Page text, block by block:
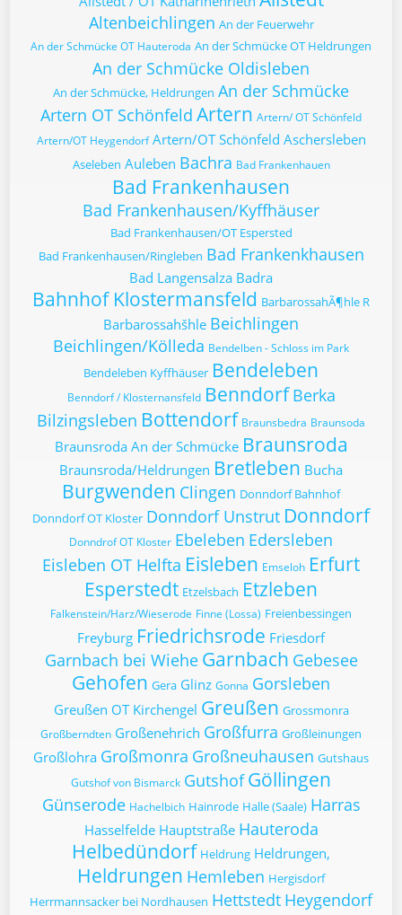
Altenbeichlingen An der Feuerwehr
An der Schmücke OT Hauteroda An der Schmücke OT Heldrungen
An der Schmücke Oldisleben
An der Schmücke, Heldrungen An der Schmücke
Artern OT Schönfeld Artern Artern/ OT Schönfeld
Artern/OT Heygendorf Artern/OT Schönfeld Aschersleben
Aseleben Auleben Bachra Bad Frankenhauen
Bad Frankenhausen
Bad Frankenhausen/Kyffhäuser
Bad Frankenhausen/OT Espersted
Bad Frankenhausen/Ringleben Bad Frankenkhausen
Bad Langensalza Badra
Bahnhof Klostermansfeld BarbarossahÃ¶hle R
Barbarossahšhle Beichlingen
Beichlingen/Kölleda Bendelben - Schloss im Park
Bendeleben Kyffhäuser Bendeleben
Benndorf / Klosternansfeld Benndorf Berka
Bilzingsleben Bottendorf Braunsbedra Braunsoda
Braunsroda An der Schmücke Braunsroda
Braunsroda/Heldrungen Bretleben Bucha
Burgwenden Clingen Donndorf Bahnhof
Donndorf OT Kloster Donndorf Unstrut Donndorf
Donndrof OT Kloster Ebeleben Edersleben
Eisleben OT Helfta Eisleben Emseloh Erfurt
Esperstedt Etzelsbach Etzleben
Falkenstein/Harz/Wieserode Finne (Lossa) Freienbessingen
Freyburg Friedrichsrode Friesdorf
Garnbach bei Wiehe Garnbach Gebesee
Gehofen Gera Glinz Gonna Gorsleben
Greußen OT Kirchengel Greußen Grossmonra
Großberndten Großenehrich Großfurra Großleinungen
Großlohra Großmonra Großneuhausen Gutshaus
Gutshof von Bismarck Gutshof Göllingen
Günserode Hachelbich Hainrode Halle (Saale) Harras
Hasselfelde Hauptstraße Hauteroda
Helbedündorf Heldrung Heldrungen,
Heldrungen Hemleben Hergisdorf
Herrmannsacker bei Nordhausen Hettstedt Heygendorf